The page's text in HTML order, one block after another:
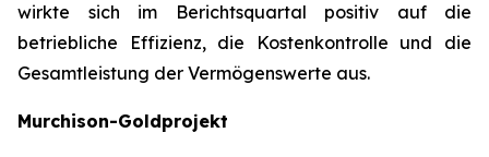
wirkte sich im Berichtsquartal positiv auf die
betriebliche Effizienz, die Kostenkontrolle und die
Gesamtleistung der Vermögenswerte aus.
Murchison-Goldprojekt